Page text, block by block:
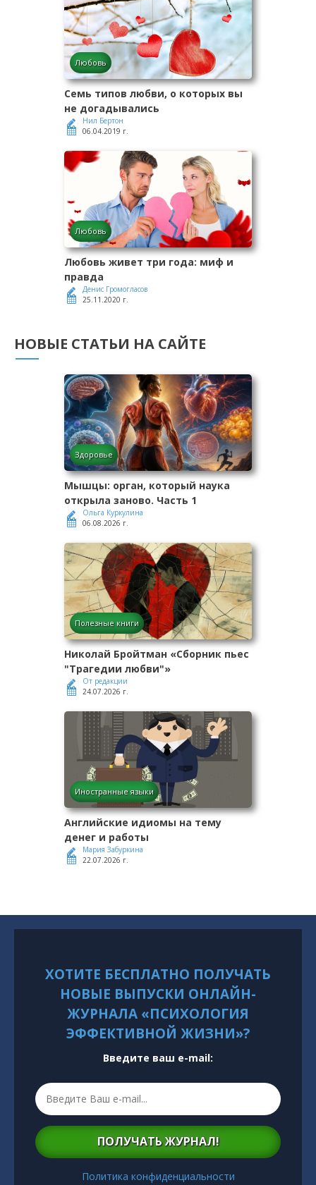
Любовь
Семь типов любви, о которых вы
не догадывались
Нил Бертон
06.04.2019 г.
Любовь
Любовь живет три года: миф и
правда
Денис Громогласов
25.11.2020 г.
НОВЫЕ СТАТЬИ НА САЙТЕ
Здоровье
Мышцы: орган, который наука
открыла заново. Часть 1
Ольга Куркулина
06.08.2026 г.
Полезные книги
Николай Бройтман «Сборник пьес
"Трагедии любви"»
От редакции
24.07.2026 г.
Иностранные языки
Английские идиомы на тему
денег и работы
Мария Забуркина
22.07.2026 г.
ХОТИТЕ БЕСПЛАТНО ПОЛУЧАТЬ
НОВЫЕ ВЫПУСКИ ОНЛАЙН-
ЖУРНАЛА «ПСИХОЛОГИЯ
ЭФФЕКТИВНОЙ ЖИЗНИ»?
Введите ваш e-mail:
ПОЛУЧАТЬ ЖУРНАЛ!
Политика конфиденциальности